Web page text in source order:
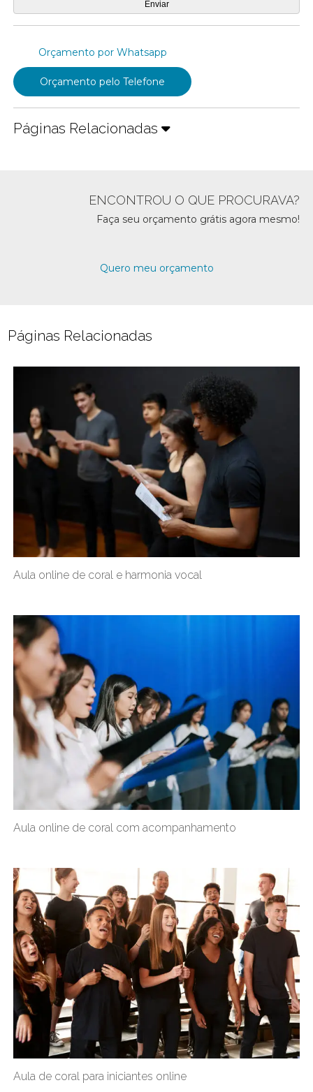
Orçamento por Whatsapp
Orçamento pelo Telefone
Páginas Relacionadas
ENCONTROU O QUE PROCURAVA?
Faça seu orçamento grátis agora mesmo!
Quero meu orçamento
Páginas Relacionadas
Aula online de coral e harmonia vocal
Aula online de coral com acompanhamento
Aula de coral para iniciantes online